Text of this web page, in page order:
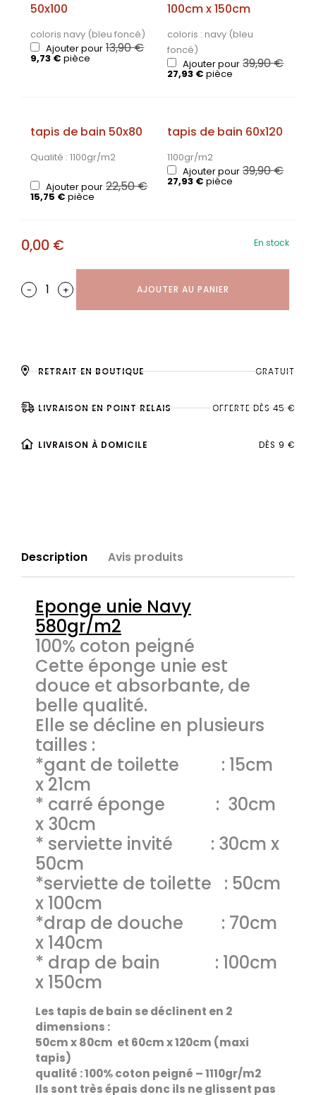
50x100
coloris navy (bleu foncé)
Ajouter pour 13,90€
9,73 € pièce
100cm x 150cm
coloris : navy (bleu
foncé)
Ajouter pour 39,90€
27,93 € pièce
tapis de bain 50x80
Qualité : 1100gr/m2
Ajouter pour 22,50€
15,75 € pièce
tapis de bain 60x120
1100gr/m2
Ajouter pour 39,90€
27,93 € pièce
0,00 € En stock
- + AJOUTER AU PANIER
RETRAIT EN BOUTIQUE GRATUIT
LIVRAISON EN POINT RELAIS OFFERTE DÈS 45 €
LIVRAISON À DOMICILE DÈS 9 €
Description Avis produits
Eponge unie Navy
580gr/m2
100% coton peigné
Cette éponge unie est
douce et absorbante, de
belle qualité.
Elle se décline en plusieurs
tailles :
*gant de toilette : 15cm
x 21cm
* carré éponge : 30cm
x 30cm
* serviette invité : 30cm x
50cm
*serviette de toilette : 50cm
x 100cm
*drap de douche : 70cm
x 140cm
* drap de bain : 100cm
x 150cm
Les tapis de bain se déclinent en 2
dimensions :
50cm x 80cm et 60cm x 120cm (maxi
tapis)
qualité : 100% coton peigné – 1110gr/m2
Ils sont très épais donc ils ne glissent pas